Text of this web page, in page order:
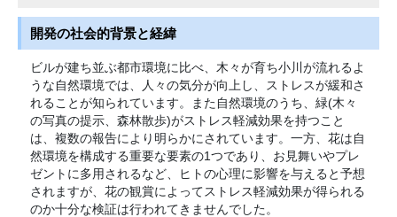
開発の社会的背景と経緯
ビルが建ち並ぶ都市環境に比べ、木々が育ち小川が流れるよ
うな自然環境では、人々の気分が向上し、ストレスが緩和さ
れることが知られています。また自然環境のうち、緑(木々
の写真の提示、森林散歩)がストレス軽減効果を持つこと
は、複数の報告により明らかにされています。一方、花は自
然環境を構成する重要な要素の1つであり、お見舞いやプレ
ゼントに多用されるなど、ヒトの心理に影響を与えると予想
されますが、花の観賞によってストレス軽減効果が得られる
のか十分な検証は行われてきませんでした。